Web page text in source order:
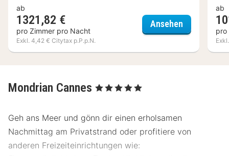
ab
1321,82 €
pro Zimmer pro Nacht
Exkl. 4,42 € Citytax p.P.p.N.
Ansehen Carlton
ab
pro
Mondrian Cannes , 5 Sterne
Geh ans Meer und gönn dir einen erholsamen
Nachmittag am Privatstrand oder profitiere von
anderen Freizeiteinrichtungen wie: